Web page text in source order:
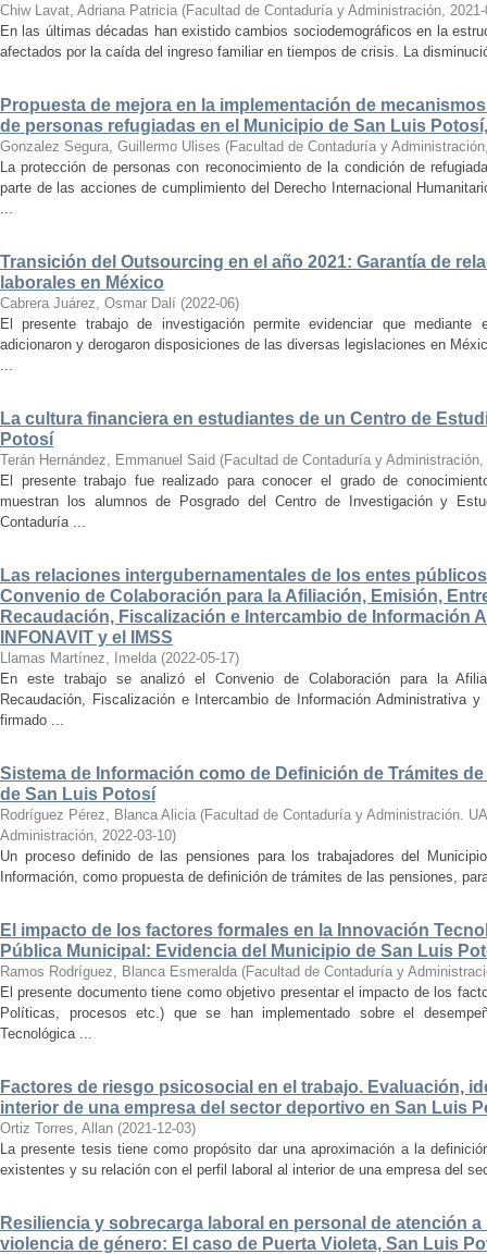
Chiw Lavat, Adriana Patricia (Facultad de Contaduría y Administración,
En las últimas décadas han existido cambios sociodemográficos en la
afectados por la caída del ingreso familiar en tiempos de crisis. La
Propuesta de mejora en la implementación de
de personas refugiadas en el Municipio de San Luis
Gonzalez Segura, Guillermo Ulises (Facultad de Contaduría y Administración
La protección de personas con reconocimiento de la condición de
parte de las acciones de cumplimiento del Derecho Internacional
...
Transición del Outsourcing en el año 2021: Garantía de
laborales en México
Cabrera Juárez, Osmar Dalí (2022-06)
El presente trabajo de investigación permite evidenciar que
adicionaron y derogaron disposiciones de las diversas legislaciones en
...
La cultura financiera en estudiantes de un Centro de
Potosí
Terán Hernández, Emmanuel Said (Facultad de Contaduría y Administración,
El presente trabajo fue realizado para conocer el grado de
muestran los alumnos de Posgrado del Centro de Investigación y
Contaduría ...
Las relaciones intergubernamentales de los entes
Convenio de Colaboración para la Afiliación, Emisión,
Recaudación, Fiscalización e Intercambio de Información
INFONAVIT y el IMSS
Llamas Martínez, Imelda (2022-05-17)
En este trabajo se analizó el Convenio de Colaboración para la
Recaudación, Fiscalización e Intercambio de Información Administrativa
firmado ...
Sistema de Información como de Definición de Trámites
de San Luis Potosí
Rodríguez Pérez, Blanca Alicia (Facultad de Contaduría y Administración.
Administración, 2022-03-10)
Un proceso definido de las pensiones para los trabajadores del
Información, como propuesta de definición de trámites de las pensiones,
El impacto de los factores formales en la Innovación
Pública Municipal: Evidencia del Municipio de San Luis
Ramos Rodríguez, Blanca Esmeralda (Facultad de Contaduría y
El presente documento tiene como objetivo presentar el impacto de los
Políticas, procesos etc.) que se han implementado sobre el
Tecnológica ...
Factores de riesgo psicosocial en el trabajo. Evaluación,
interior de una empresa del sector deportivo en San Luis
Ortiz Torres, Allan (2021-12-03)
La presente tesis tiene como propósito dar una aproximación a la
existentes y su relación con el perfil laboral al interior de una empresa del
Resiliencia y sobrecarga laboral en personal de atención
violencia de género: El caso de Puerta Violeta, San Luis